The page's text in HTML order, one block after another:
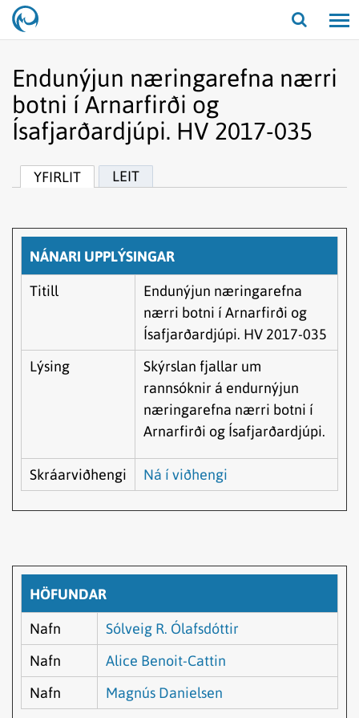
Opna/
Endunýjun næringarefna nærri
botni í Arnarfirði og
Ísafjarðardjúpi. HV 2017-035
YFIRLIT LEIT
NÁNARI UPPLÝSINGAR
Titill
Endunýjun næringarefna
nærri botni í Arnarfirði og
Ísafjarðardjúpi. HV 2017-035
Lýsing
Skýrslan fjallar um
rannsóknir á endurnýjun
næringarefna nærri botni í
Arnarfirði og Ísafjarðardjúpi.
Skráarviðhengi Ná í viðhengi
HÖFUNDAR
Nafn
Sólveig R. Ólafsdóttir
Nafn
Alice Benoit-Cattin
Nafn
Magnús Danielsen